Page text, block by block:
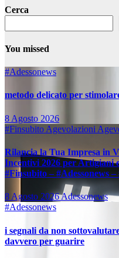
Cerca
You missed
#Adessonews
metodo delicato per
8 Agosto 2026
#Finsubito Agevolazioni
Rilancia la Tua Impresa in
Incentivi 2026 per Artigiani
#Finsubito – #Adessonews
8 Agosto 2026Adessonews
#Adessonews
i segnali da non
davvero per guarire